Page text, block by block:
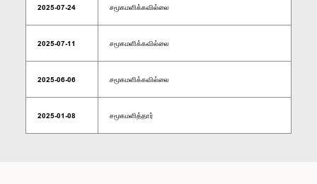
2025-07-24 சமூகமளிக்கவில்லை
2025-07-11 சமூகமளிக்கவில்லை
2025-06-06 சமூகமளிக்கவில்லை
2025-01-08 சமூகமளித்தார்